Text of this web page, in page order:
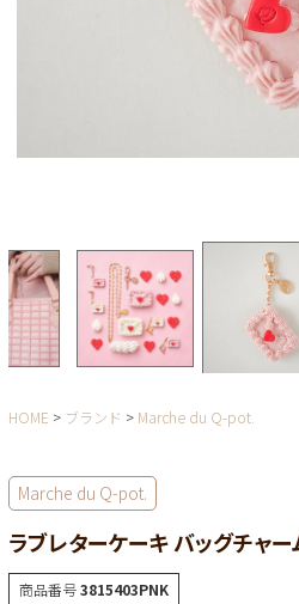
HOME ブランド Marche du Q-pot.
Marche du Q-pot.
ラブレターケーキ バッグチャー
商品番号3815403PNK